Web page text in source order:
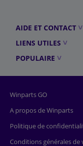
AIDE ET CONTACT
LIENS UTILES
POPULAIRE
Winparts GO
A propos de Winparts
Politique de
Conditions générales de